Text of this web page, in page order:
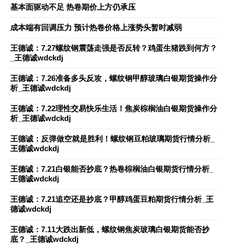
基本面驱动不足 热卷期价上方仍承压
成本端有回调压力 预计热卷价格上涨势头暂时减弱
王德诚：7.27螺纹钢震荡走强是否反转？鸡蛋生猪跌到何方？
_王德诚wdckdj
王德诚：7.26准备多头反攻，螺纹钢甲醇玻璃白银期货操作分
析_王德诚wdckdj
王德诚：7.22理性交易快乐生活！焦炭棕榈油白银期货操作分
析_王德诚wdckdj
王德诚：反弹做空就是胜利！螺纹钢豆粕玻璃期货行情分析_
王德诚wdckdj
王德诚：7.21白银能否抄底？热卷棕榈油白银期货行情分析_
王德诚wdckdj
王德诚：7.21追空还是抄底？甲醇鸡蛋豆粕期货行情分析_王
德诚wdckdj
王德诚：7.11大跌出新低，螺纹钢焦炭玻璃白银期货能否抄
底？_王德诚wdckdj